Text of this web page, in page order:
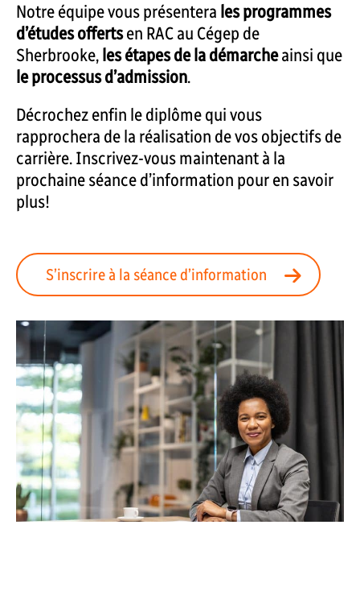
Notre équipe vous présentera les programmes
d’études offertsen RAC au Cégep de
Sherbrooke,les étapes de la démarcheainsi que
le processus d’admission.
Décrochez enfin le diplôme qui vous
rapprochera de la réalisation de vos objectifs de
carrière. Inscrivez-vous maintenant à la
prochaine séance d’information pour en savoir
plus!
S’inscrire à la séance d’information